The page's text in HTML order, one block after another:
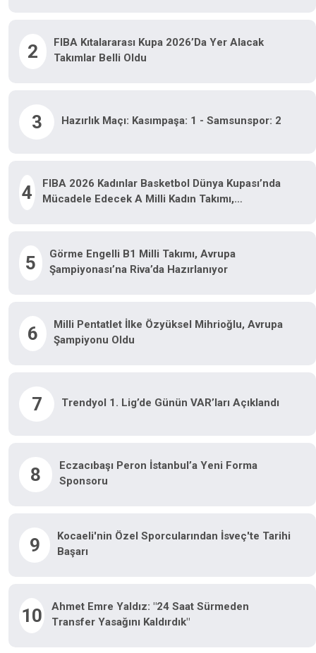
2
FIBA Kıtalararası Kupa 2026’da Yer Alacak
Takımlar Belli Oldu
3 Hazırlık Maçı: Kasımpaşa: 1 - Samsunspor: 2
4
FIBA 2026 Kadınlar Basketbol Dünya Kupası’nda
Mücadele Edecek A Milli Kadın Takımı,
5
Görme Engelli B1 Milli Takımı, Avrupa
Şampiyonası’na Riva’da Hazırlanıyor
6
Milli Pentatlet İlke Özyüksel Mihrioğlu, Avrupa
Şampiyonu Oldu
7 Trendyol 1. Lig’de Günün VAR’ları Açıklandı
8
Eczacıbaşı Peron İstanbul’a Yeni Forma
Sponsoru
9
Kocaeli'nin Özel Sporcularından İsveç'te Tarihi
Başarı
10
Ahmet Emre Yaldız: "24 Saat Sürmeden
Transfer Yasağını Kaldırdık"